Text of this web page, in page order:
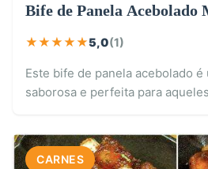
Bife de Panela Acebolado
★★★★★5,0(1)
Este bife de panela acebolado
saborosa e perfeita para
CARNES